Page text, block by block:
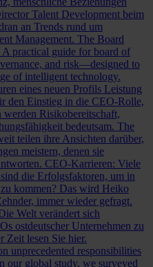
Talent Development beim
an Trends rund um
Management. The Board
A practical guide for board of
and risk—designed to
of intelligent technology.
eines neuen Profils Leistung
den Einstieg in die CEO-Rolle,
werden Risikobereitschaft,
bedeutsam. The
teilen ihre Ansichten darüber,
meistern, denen sie
CEO-Karrieren: Viele
die Erfolgsfaktoren, um in
kommen? Das wird Heiko
immer wieder gefragt.
Welt verändert sich
ostdeutscher Unternehmen zu
Zeit lesen Sie hier.
unprecedented responsibilities
our global study, we surveyed